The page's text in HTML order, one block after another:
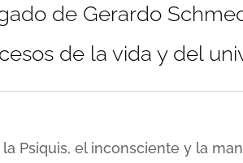
de Gerardo
de la vida y del
Psiquis, el inconsciente y la